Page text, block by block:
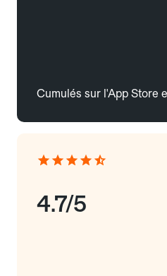
Cumulés sur l'App Store
4.7/5